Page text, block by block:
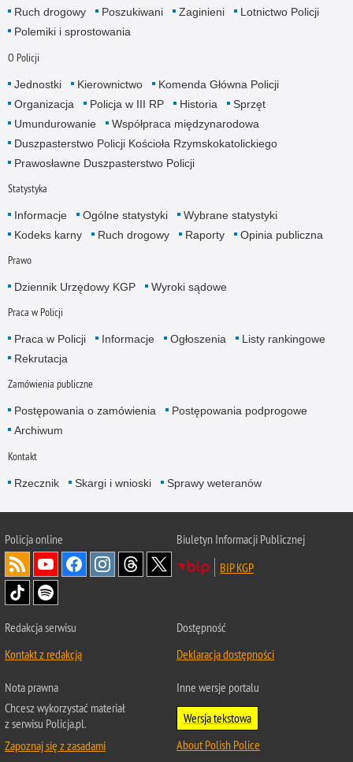
Ruch drogowy
Poszukiwani Zaginieni
Lotnictwo Policji
Polemiki i sprostowania
O Policji
Jednostki Kierownictwo
Komenda Główna Policji
Organizacja
Policja w III RP Historia
Sprzęt
Umundurowanie
Współpraca międzynarodowa
Duszpasterstwo Policji Kościoła Rzymskokatolickiego
Prawosławne Duszpasterstwo Policji
Statystyka
Informacje Ogólne statystyki
Wybrane statystyki
Kodeks karny
Ruch drogowy Raporty Opinia publiczna
Prawo
Dziennik Urzędowy KGP Wyroki sądowe
Praca w Policji
Praca w Policji Informacje Ogłoszenia
Listy rankingowe
Rekrutacja
Zamówienia publiczne
Postępowania o zamówienia
Postępowania podprogowe
Archiwum
Kontakt
Rzecznik Skargi i wnioski Sprawy weteranów
Policjaonline
Biuletyn Informacji Publicznej
BIP KGP
Redakcja serwisu
Kontakt z redakcją
Dostępność
Deklaracja dostępności
Nota prawna
Chcesz wykorzystać materiał
z serwisu Policja.pl.
Zapoznaj się z zasadami
Inne wersje portalu
Wersja tekstowa
About Polish Police